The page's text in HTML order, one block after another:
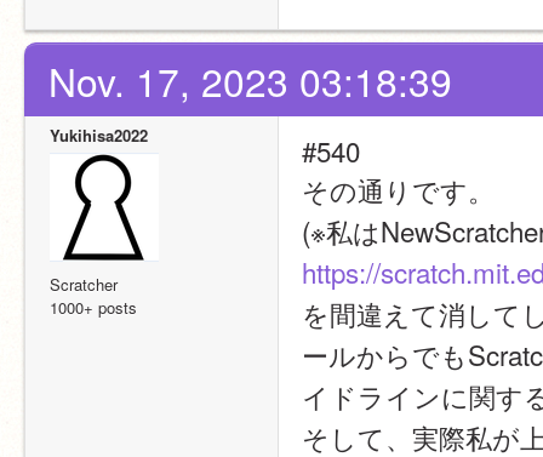
Nov. 17, 2023 03:18:39
Yukihisa2022
Scratcher
1000+ posts
#540
その通りです。
(※私は
https://
を間違えて消して
ールからでも
イドラインに関す
そして、実際私が